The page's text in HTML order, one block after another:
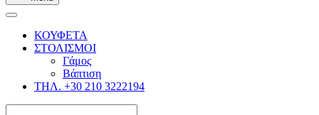
ΚΟΥΦΕΤΑ
ΣΤΟΛΙΣΜΟΙ
Γάμος
Βάπτιση
ΤΗΛ. +30 210 3222194